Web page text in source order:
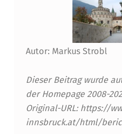
Autor: Markus Strobl
Dieser Beitrag wurde
der Homepage 2008-
Original-URL: https://
innsbruck.at/html/